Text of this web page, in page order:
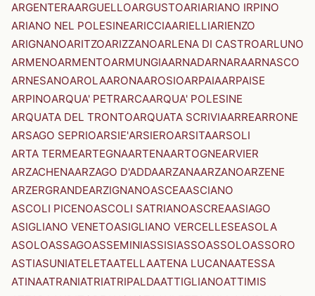
ARGENTERAARGUELLOARGUSTOARIARIANO IRPINO
ARIANO NEL POLESINEARICCIAARIELLIARIENZO
ARIGNANOARITZOARIZZANOARLENA DI CASTROARLUNO
ARMENOARMENTOARMUNGIAARNADARNARAARNASCO
ARNESANOAROLAARONAAROSIOARPAIAARPAISE
ARPINOARQUA' PETRARCAARQUA' POLESINE
ARQUATA DEL TRONTOARQUATA SCRIVIAARREARRONE
ARSAGO SEPRIOARSIE'ARSIEROARSITAARSOLI
ARTA TERMEARTEGNAARTENAARTOGNEARVIER
ARZACHENAARZAGO D'ADDAARZANAARZANOARZENE
ARZERGRANDEARZIGNANOASCEAASCIANO
ASCOLI PICENOASCOLI SATRIANOASCREAASIAGO
ASIGLIANO VENETOASIGLIANO VERCELLESEASOLA
ASOLOASSAGOASSEMINIASSISIASSOASSOLOASSORO
ASTIASUNIATELETAATELLAATENA LUCANAATESSA
ATINAATRANIATRIATRIPALDAATTIGLIANOATTIMIS